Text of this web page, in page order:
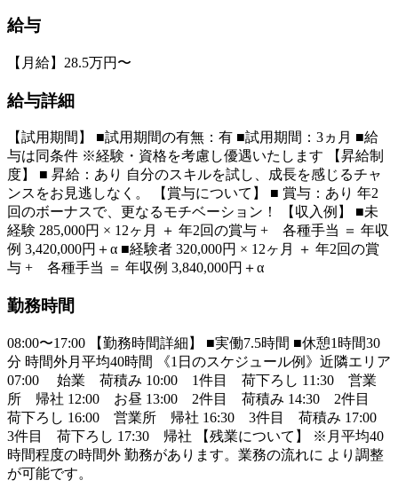
給与
【月給】28.5万円〜
給与詳細
【試用期間】 ■試用期間の有無：有 ■試用期間：3ヵ月 ■給
与は同条件 ※経験・資格を考慮し優遇いたします 【昇給制
度】 ■ 昇給：あり 自分のスキルを試し、成長を感じるチャ
ンスをお見逃しなく。 【賞与について】 ■ 賞与：あり 年2
回のボーナスで、更なるモチベーション！ 【収入例】 ■未
経験 285,000円 × 12ヶ月 ＋ 年2回の賞与 + 各種手当 ＝ 年収
例 3,420,000円＋α ■経験者 320,000円 × 12ヶ月 ＋ 年2回の賞
与 + 各種手当 ＝ 年収例 3,840,000円＋α
勤務時間
08:00〜17:00 【勤務時間詳細】 ■実働7.5時間 ■休憩1時間30
分 時間外月平均40時間 《1日のスケジュール例》近隣エリア
07:00 始業 荷積み 10:00 1件目 荷下ろし 11:30 営業
所 帰社 12:00 お昼 13:00 2件目 荷積み 14:30 2件目
荷下ろし 16:00 営業所 帰社 16:30 3件目 荷積み 17:00
3件目 荷下ろし 17:30 帰社 【残業について】 ※月平均40
時間程度の時間外 勤務があります。業務の流れに より調整
が可能です。